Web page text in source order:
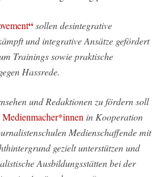
“sollen desintegrative
und integrative Ansätze gefördert
Trainings sowie praktische
Hassrede.
und Redaktionen zu fördern soll
in Kooperation
Medienschaffende mit
gezielt unterstützen und
Ausbildungsstätten bei der